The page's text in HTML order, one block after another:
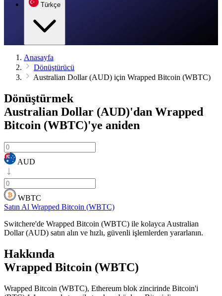
Türkçe
Anasayfa
Dönüştürücü
Australian Dollar (AUD) için Wrapped Bitcoin (WBTC)
Dönüştürmek
Australian Dollar (AUD)'dan Wrapped
Bitcoin (WBTC)'ye aniden
AUD
WBTC
Satın Al Wrapped Bitcoin (WBTC)
Switchere'de Wrapped Bitcoin (WBTC) ile kolayca Australian
Dollar (AUD) satın alın ve hızlı, güvenli işlemlerden yararlanın.
Hakkında
Wrapped Bitcoin (WBTC)
Wrapped Bitcoin (WBTC), Ethereum blok zincirinde Bitcoin'i